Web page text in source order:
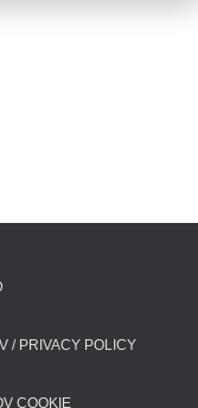
/ PRIVACY POLICY
COOKIE